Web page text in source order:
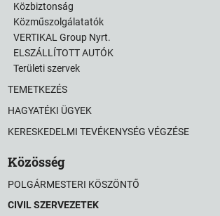
Közbiztonság
Közműszolgálatatók
VERTIKAL Group Nyrt.
ELSZÁLLÍTOTT AUTÓK
Területi szervek
TEMETKEZÉS
HAGYATÉKI ÜGYEK
KERESKEDELMI TEVÉKENYSÉG VÉGZÉSE
Közösség
POLGÁRMESTERI KÖSZÖNTŐ
CIVIL SZERVEZETEK